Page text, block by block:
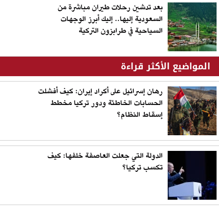
بعد تدشين رحلات طيران مباشرة من
السعودية إليها.. إليك أبرز الوجهات
السياحية في طرابزون التركية
المواضيع الأكثر قراءة
رهان إسرائيل على أكراد إيران: كيف أفشلت
الحسابات الخاطئة ودور تركيا مخطط
إسقاط النظام؟
الدولة التي جعلت العاصفة خلفها: كيف
تكسب تركيا؟